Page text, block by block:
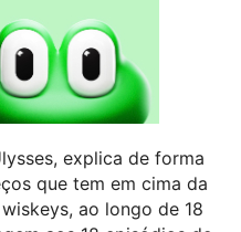
explica de forma
que tem em cima da
ao longo de 18